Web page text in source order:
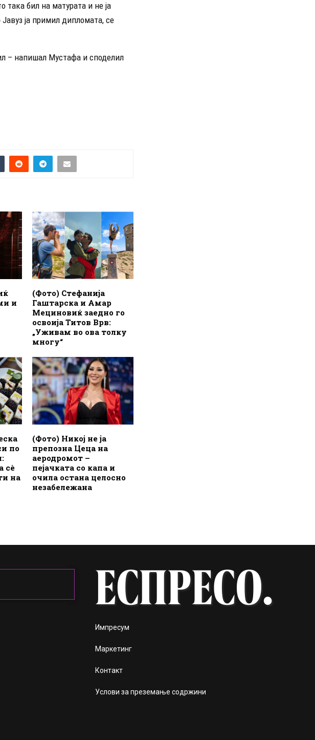
бил на матурата и не ја
ја примил дипломата, се
– напишал Мустафа и споделил
и
(Фото) Стефанија
Гаштарска и Амар
Мециновиќ заедно го
освоија Титов Врв:
„Уживам во ова толку
многу“
по
сè
на
(Фото) Никој не ја
препозна Цеца на
аеродромот –
пејачката со капа и
очила остана целосно
незабележана
Импресум
Маркетинг
Контакт
Услови за преземање содржини